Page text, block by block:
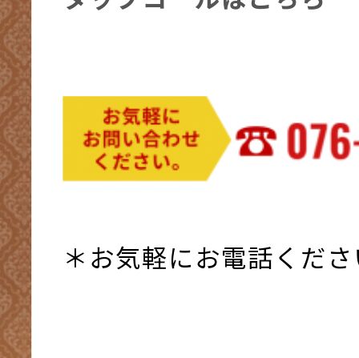
＊お気軽にお電話くだ